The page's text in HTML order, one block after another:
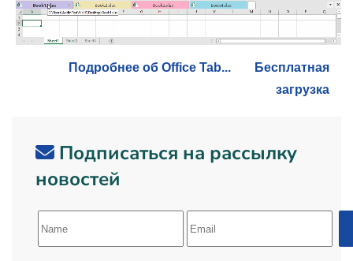
Подробнее об Office Tab...
Бесплатная
загрузка
Подписаться на рассылку
новостей